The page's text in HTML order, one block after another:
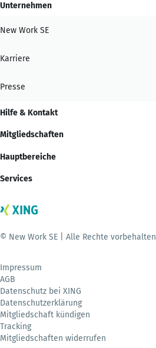
Unternehmen
New Work SE
Karriere
Presse
Hilfe & Kontakt
Mitgliedschaften
Hauptbereiche
Services
© New Work SE | Alle Rechte vorbehalten
Impressum
AGB
Datenschutz bei XING
Datenschutzerklärung
Mitgliedschaft kündigen
Tracking
Mitgliedschaften widerrufen